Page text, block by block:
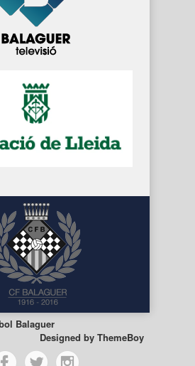
Balaguer
Designed by ThemeBoy